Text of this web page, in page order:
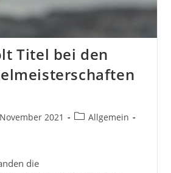
Titel bei den
2021
Beitrags-
Allgemein
die